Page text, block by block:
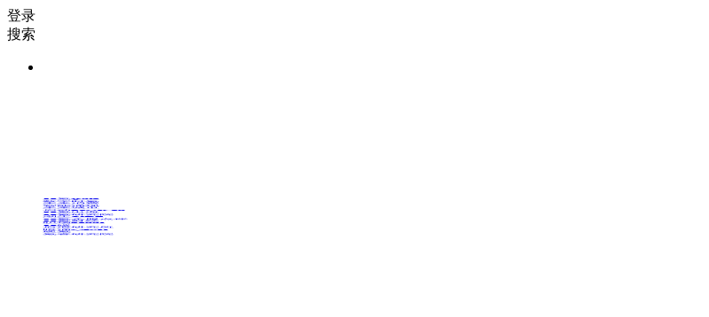
登录
搜索
36氪Auto
未来消费
未来城市
36氪出海
硬氪